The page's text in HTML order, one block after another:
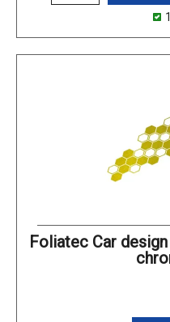
Foliatec Car